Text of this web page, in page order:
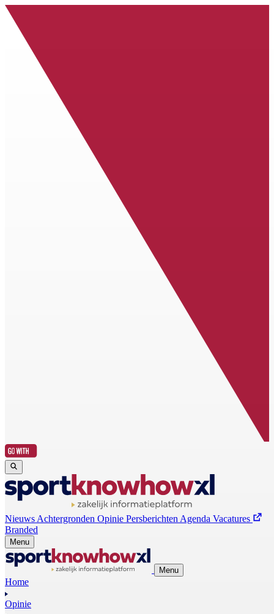
Nieuws Achtergronden Opinie Persberichten Agenda Vacatures
Branded
Menu
Menu
Home
Opinie